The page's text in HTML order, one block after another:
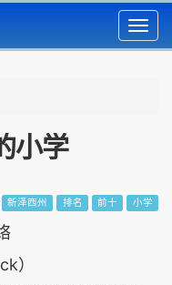
小学
新泽西州 排名 前十 小学
）